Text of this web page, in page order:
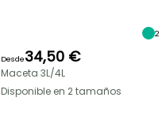
2
Desde34,50 €
Maceta 3L/4L
Disponible en 2 tamaños